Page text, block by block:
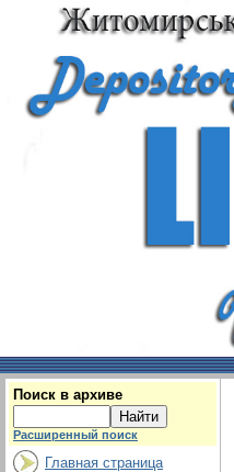
Поиск в архиве
Расширенный поиск
Главная страница